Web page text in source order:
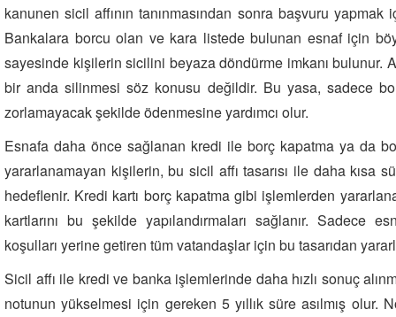
kanunen sicil affının tanınmasından sonra başvuru
Bankalara borcu olan ve kara listede bulunan esnaf için
sayesinde kişilerin sicilini beyaza döndürme imkanı bulunur.
bir anda silinmesi söz konusu değildir. Bu yasa, sadece
zorlamayacak şekilde ödenmesine yardımcı olur.
Esnafa daha önce sağlanan kredi ile borç kapatma ya da
yararlanamayan kişilerin, bu sicil affı tasarısı ile daha kısa
hedeflenir. Kredi kartı borç kapatma gibi işlemlerden
kartlarını bu şekilde yapılandırmaları sağlanır. Sadece
koşulları yerine getiren tüm vatandaşlar için bu tasarıdan
Sicil affı ile kredi ve banka işlemlerinde daha hızlı sonuç
notunun yükselmesi için gereken 5 yıllık süre asılmış olur.